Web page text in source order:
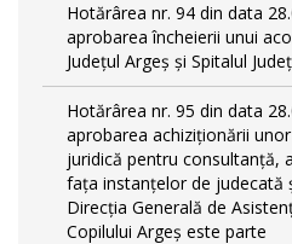
Hotărârea nr. 94 din data
aprobarea încheierii unui
Județul Argeș și Spitalul
Hotărârea nr. 95 din data
aprobarea achiziționării
juridică pentru consultanță,
fața instanțelor de judecată
Direcția Generală de
Copilului Argeș este parte